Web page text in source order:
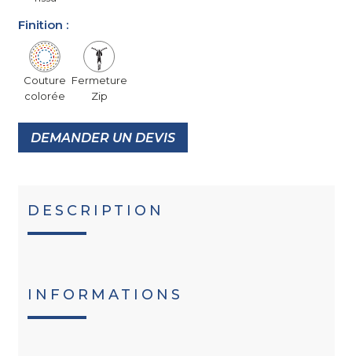
Finition :
Couture
colorée
Fermeture
Zip
DEMANDER UN DEVIS
DESCRIPTION
INFORMATIONS